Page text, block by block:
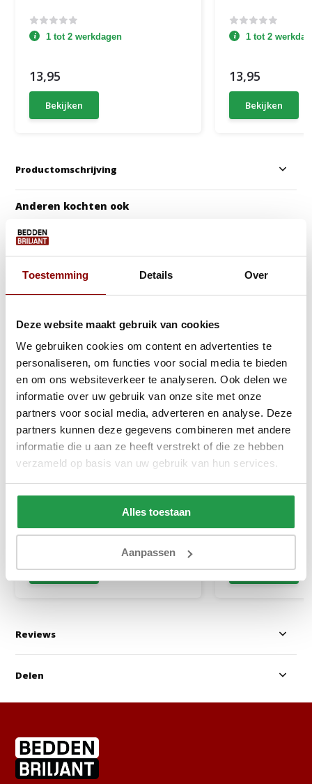
Toestemming Details Over
Deze website maakt gebruik van cookies
We gebruiken cookies om content en advertenties te
personaliseren, om functies voor social media te bieden
en om ons websiteverkeer te analyseren. Ook delen we
informatie over uw gebruik van onze site met onze
partners voor social media, adverteren en analyse. Deze
partners kunnen deze gegevens combineren met andere
informatie die u aan ze heeft verstrekt of die ze hebben
verzameld op basis van uw gebruik van hun services.
Alles toestaan
Aanpassen
1 tot 2 werkdagen
13,95
Bekijken
1 tot 2
13,95
Bekijken
Productomschrijving
Anderen kochten ook
Jersey Topper Hoeslaken
Topper Taupe
20,95
Bekijken
Dubbel Jersey
Hoeslaken
39,95
Bekijken
Reviews
Delen